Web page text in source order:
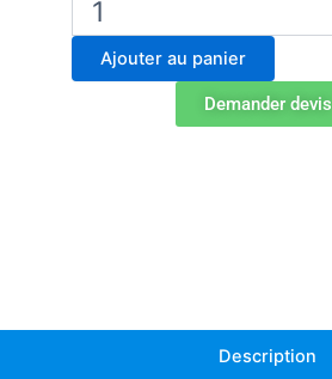
BA6041
Sacs
Ajouter au panier
Demander devis
Description